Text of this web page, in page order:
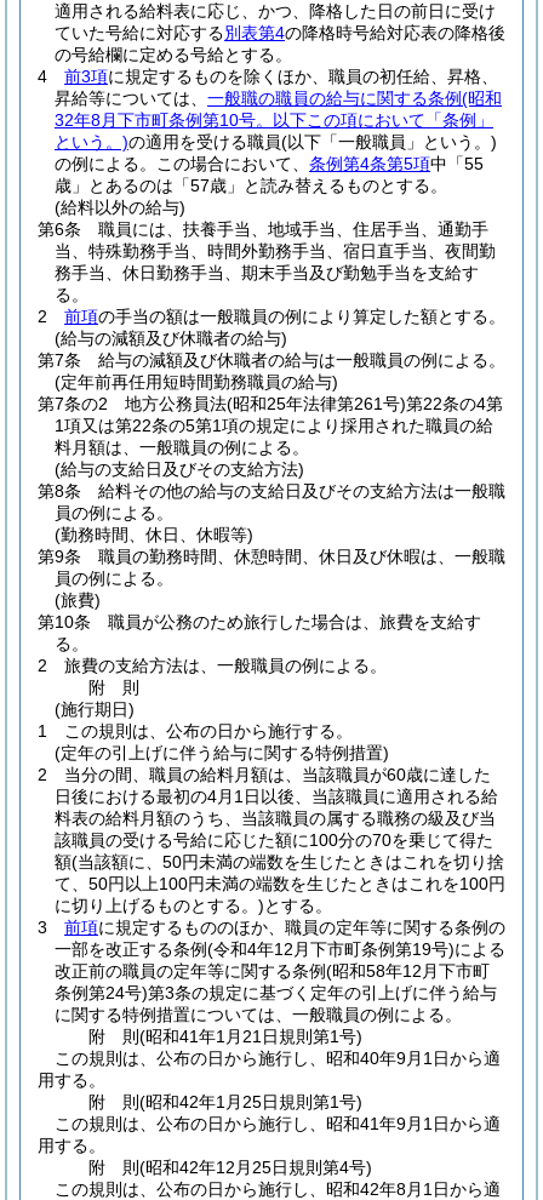
適用される給料表に応じ、かつ、降格した日の前日に受け
ていた号給に対応する別表第4の降格時号給対応表の降格後
の号給欄に定める号給とする。
4
前3項に規定するものを除くほか、職員の初任給、昇格、
昇給等については、 一般職の職員の給与に関する条例(昭和
32年8月下市町条例第10号。以下この項において「条例」
という。)の適用を受ける職員(以下「一般職員」という。)
の例による。
この場合において、 条例第4条第5項中「55
歳」とあるのは「57歳」と読み替えるものとする。
(給料以外の給与)
第6条
職員には、扶養手当、地域手当、住居手当、通勤手
当、特殊勤務手当、時間外勤務手当、宿日直手当、夜間勤
務手当、休日勤務手当、期末手当及び勤勉手当を支給す
る。
2
前項の手当の額は一般職員の例により算定した額とする。
(給与の減額及び休職者の給与)
第7条
給与の減額及び休職者の給与は一般職員の例による。
(定年前再任用短時間勤務職員の給与)
第7条の2
地方公務員法(昭和25年法律第261号)第22条の4第
1項又は第22条の5第1項の規定により採用された職員の給
料月額は、一般職員の例による。
(給与の支給日及びその支給方法)
第8条
給料その他の給与の支給日及びその支給方法は一般職
員の例による。
(勤務時間、休日、休暇等)
第9条
職員の勤務時間、休憩時間、休日及び休暇は、一般職
員の例による。
(旅費)
第10条
職員が公務のため旅行した場合は、旅費を支給す
る。
2
旅費の支給方法は、一般職員の例による。
附 則
(施行期日)
1
この規則は、公布の日から施行する。
(定年の引上げに伴う給与に関する特例措置)
2
当分の間、職員の給料月額は、当該職員が60歳に達した
日後における最初の4月1日以後、当該職員に適用される給
料表の給料月額のうち、当該職員の属する職務の級及び当
該職員の受ける号給に応じた額に100分の70を乗じて得た
額(当該額に、50円未満の端数を生じたときはこれを切り捨
て、50円以上100円未満の端数を生じたときはこれを100円
に切り上げるものとする。)とする。
3
前項に規定するもののほか、職員の定年等に関する条例の
一部を改正する条例(令和4年12月下市町条例第19号)による
改正前の職員の定年等に関する条例(昭和58年12月下市町
条例第24号)第3条の規定に基づく定年の引上げに伴う給与
に関する特例措置については、一般職員の例による。
附 則(昭和41年1月21日規則第1号)
この規則は、公布の日から施行し、昭和40年9月1日から適
用する。
附 則(昭和42年1月25日規則第1号)
この規則は、公布の日から施行し、昭和41年9月1日から適
用する。
附 則(昭和42年12月25日規則第4号)
この規則は、公布の日から施行し、昭和42年8月1日から適